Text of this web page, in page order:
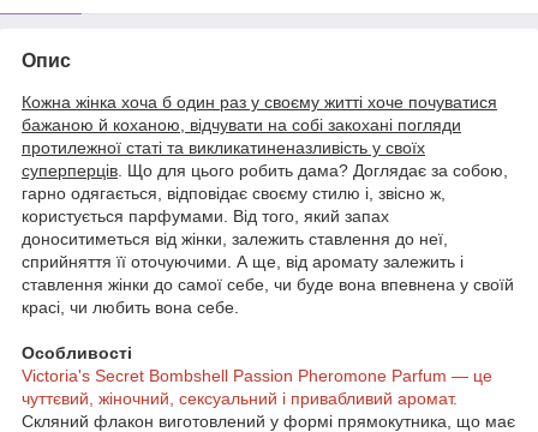
Опис
Кожна жінка хоча б один раз у своєму житті хоче почуватися
бажаною й коханою, відчувати на собі закохані погляди
протилежної статі та викликатиненазливість у своїх
суперперців . Що для цього робить дама? Доглядає за собою,
гарно одягається, відповідає своєму стилю і, звісно ж,
користується парфумами. Від того, який запах
доноситиметься від жінки, залежить ставлення до неї,
сприйняття її оточуючими. А ще, від аромату залежить і
ставлення жінки до самої себе, чи буде вона впевнена у своїй
красі, чи любить вона себе.
Особливості
Victoria's Secret Bombshell Passion Pheromone Parfum — це
чуттєвий, жіночний, сексуальний і привабливий аромат.
Скляний флакон виготовлений у формі прямокутника, що має